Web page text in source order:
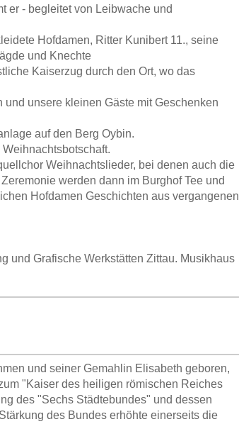
er - begleitet von Leibwache und
Hofdamen, Ritter Kunibert 11., seine
und Knechte
Kaiserzug durch den Ort, wo das
unsere kleinen Gäste mit Geschenken
auf den Berg Oybin.
Weihnachtslieder, bei denen auch die
werden dann im Burghof Tee und
Hofdamen Geschichten aus vergangenen
und Grafische Werkstätten Zittau. Musikhaus
und seiner Gemahlin Elisabeth geboren,
"Kaiser des heiligen römischen Reiches
des "Sechs Städtebundes" und dessen
des Bundes erhöhte einerseits die